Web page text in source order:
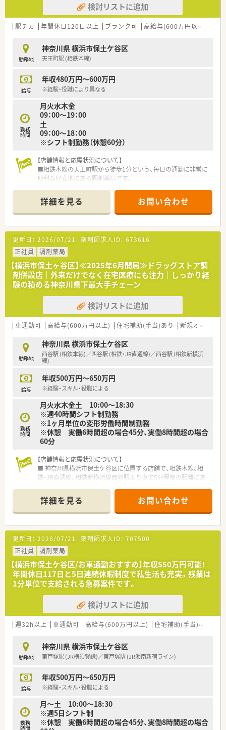
検討リストに追加
駅チカ 年間休日120日以上 ブランク可 高給与(600万円以上)
勤務地
神奈川県 横浜市保土ケ谷区
天王町駅 (相鉄本線)
給与
年収480万円～600万円
※経験・役職により異なる
勤務
時間
月火水木金
09：00～19：00
土
09：00～18：00
※シフト制勤務（休憩60分）
【店舗情報と応需状況について】
■相鉄本線の天王町駅から徒歩1分という、毎日の通勤に非常に
便利な好立地にある調剤薬局です。
岐にわたる科目を応需しています。
■1日の処方箋応需枚数は約30枚程度となっており、幅広い処方
内容に触れながら経験を積めます。
【法人特徴について】
■関東や東海地方を中心に広域に展開しており、地域に根差した
薬局運営を行っている安定企業です。
■現場の意見を尊重するボトムアップ型の社風であり、店舗ごと
に大きな裁量権を持たせています。
■個人のノルマは一切設けず、店舗全体で協力して目標達成を目
指すチームワークの良い体制です。
【想定される業務内容】
■処方箋に基づく正確な調剤業務や監査、患者様への丁寧な服薬
指導をメインに担当していただきます。
得しスキルアップすることが可能です。
■音声入力などの最新システムを積極的に導入しており、対人業
務に集中できる環境を整えています。
詳細を見る お問い合わせ
更新日： 2026/07/21 薬剤師求人ID： 673616
正社員
調剤薬局
【横浜市保土ヶ谷区】≪2025年6月開局≫ドラッグストア調
剤併設店｜外来だけでなく在宅医療にも注力｜しっかり経
験の積める神奈川県下最大手チェーン
検討リストに追加
車通勤可 高給与(600万円以上) 住宅補助(手当)あり 新規オープン
勤務地
神奈川県 横浜市保土ケ谷区
西谷駅 (相鉄本線)／西谷駅 (相鉄・JR直通線)／西谷駅 (相鉄新横浜
線)
給与
年収500万円～650万円
※経験・スキル・役職による
勤務
時間
月火水木金土 10:00～18:30
※週40時間シフト制勤務
※1ヶ月単位の変形労働時間制勤務
※休憩 実働6時間超の場合45分、実働8時間超の場合
60分
【店舗情報と応需状況について】
■ 神奈川県横浜市保土ケ谷区に位置する店舗で、相鉄本線、相
鉄・JR直通線、相鉄新横浜線西谷駅より車で5分程度の距離にあ
■ 開局時間は月曜から土曜の10:00から18:30までとなってお
り、総合科目を応需する地域密着型の調剤薬局である可能性が高
いです。
■ 処方箋応需枚数や勤務する薬剤師・事務の具体的な人数情報
は不足しており、詳細な体制状況については追加確認が必要で
す。
【法人特徴について】
■ 関東および東海に723店舗を展開する調剤併設型ドラッグス
トアチェーンであり、東京・神奈川の合計店舗数は業界No.1で
す。
■ 連続成長33年を更新中で、業界トップクラスの経常利益を継
続しており、安定した経営基盤を持っていることが強みです。
■ 店舗の9割以上が住宅街立地に展開しているため、地域に根差
した「かかりつけ薬局」として機能していることが特徴です。
【職場環境と雰囲気】
■ 従業員の労働環境整備に配慮があり、妊娠中は5時間までの時
短勤務が可能で、妊産婦検診時には公休や有給を使用せずに時間
■ 育児休業中は最長2歳まで取得可能であり、育児休業中には週
1～2日のフレキシブル勤務も選択可能です。
あり、最大10日までの看護休暇も取得できるため安心です。
【こんな方にオススメ】
詳細を見る お問い合わせ
更新日： 2026/07/21 薬剤師求人ID： 707500
正社員
調剤薬局
【横浜市保土ケ谷区/お車通勤おすすめ】年収550万円可能！
年間休日117日と5日連続休暇制度で私生活も充実。残業は
1分単位で支給される急募案件です。
検討リストに追加
週32h以上 車通勤可 高給与(600万円以上) 住宅補助(手当)あり
勤務地
神奈川県 横浜市保土ケ谷区
東戸塚駅 (JR横須賀線)／東戸塚駅 (JR湘南新宿ライン)
給与
年収500万円～650万円
※経験・スキル・役職による
勤務
時間
月～土 10:00～18:30
※週5日シフト制
※休憩 実働6時間超の場合45分、実働8時間超の場合